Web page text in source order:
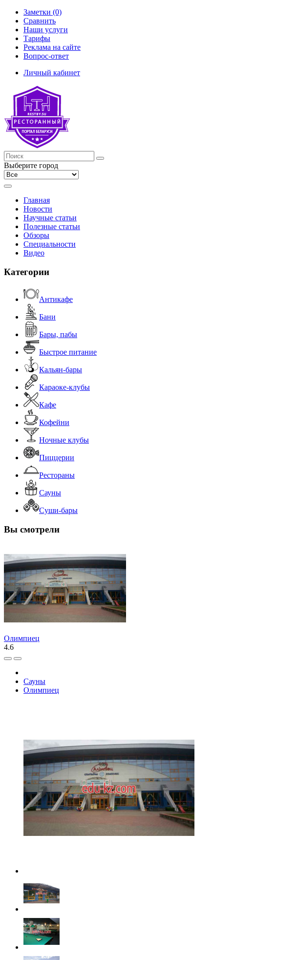
Заметки (0)
Сравнить
Наши услуги
Тарифы
Реклама на сайте
Вопрос-ответ
Личный кабинет
Выберите город
Главная
Новости
Научные статьи
Полезные статьи
Обзоры
Специальности
Видео
Категории
Антикафе
Бани
Бары, пабы
Быстрое питание
Кальян-бары
Караоке-клубы
Кафе
Кофейни
Ночные клубы
Пиццерии
Рестораны
Сауны
Суши-бары
Вы смотрели
Олимпиец
4.6
Сауны
Олимпиец